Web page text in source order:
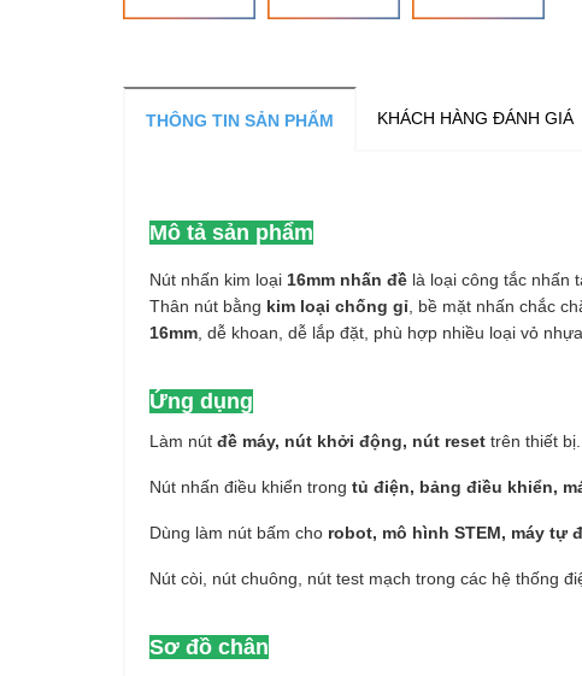
THÔNG TIN SẢN PHẨM KHÁCH HÀNG ĐÁNH GIÁ
Mô tả sản phẩm
Nút nhấn kim loại 16mm nhấn đề là loại công tắc nhấn
Thân nút bằng kim loại chống gỉ , bề mặt nhấn chắc
16mm , dễ khoan, dễ lắp đặt, phù hợp nhiều loại vỏ
Ứng dụng
Làm nút đề máy, nút khởi động, nút reset trên thiết bị.
Nút nhấn điều khiển trong tủ điện, bảng điều khiển,
Dùng làm nút bấm cho robot, mô hình STEM, máy tự
Nút còi, nút chuông, nút test mạch trong các hệ thống
Sơ đồ chân